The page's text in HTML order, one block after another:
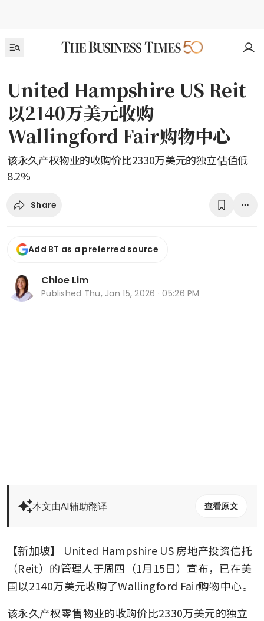
United Hampshire US Reit
以2140万美元收购
Wallingford Fair购物中心
该永久产权物业的收购价比2330万美元的独立估值低
8.2%
Share
Add BT as a preferred source
Chloe Lim
Published Thu, Jan 15, 2026 · 05:26 PM
本文由AI辅助翻译 查看原文
【新加坡】
United Hampshire US 房地产投资信托
（Reit）的管理人于周四（1月15日）宣布，已在美
国以2140万美元收购了Wallingford Fair购物中心。
该永久产权零售物业的收购价比2330万美元的独立